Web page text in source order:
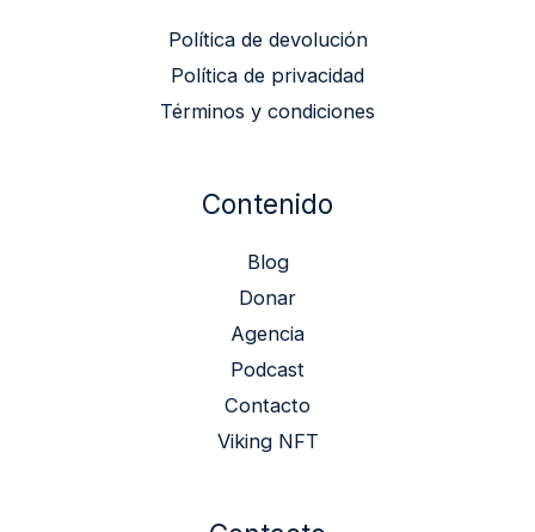
Política de devolución
Política de privacidad
Términos y condiciones
Contenido
Blog
Donar
Agencia
Podcast
Contacto
Viking NFT